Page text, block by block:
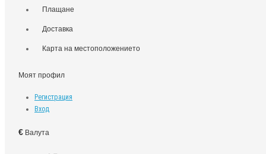
Плащане
Доставка
Карта на местоположението
Моят профил
Регистрация
Вход
€ Валута